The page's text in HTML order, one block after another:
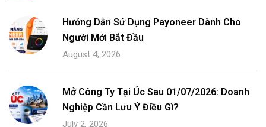
Hướng Dẫn Sử Dụng Payoneer Dành Cho
Người Mới Bắt Đầu
August 4, 2026
Mở Công Ty Tại Úc Sau 01/07/2026: Doanh
Nghiệp Cần Lưu Ý Điều Gì?
July 2, 2026